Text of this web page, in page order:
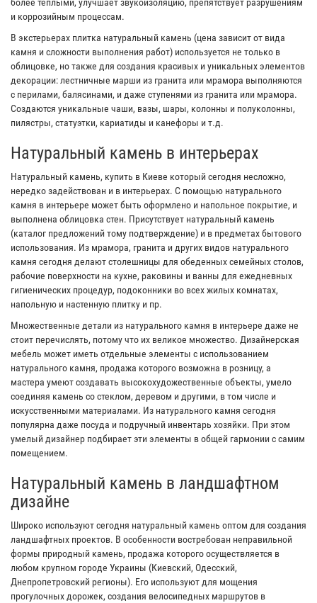
более теплыми, улучшает звукоизоляцию, препятствует разрушениям
и коррозийным процессам.
В экстерьерах плитка натуральный камень (цена зависит от вида
камня и сложности выполнения работ) используется не только в
облицовке, но также для создания красивых и уникальных элементов
декорации: лестничные марши из гранита или мрамора выполняются
с перилами, балясинами, и даже ступенями из гранита или мрамора.
Создаются уникальные чаши, вазы, шары, колонны и полуколонны,
пилястры, статуэтки, кариатиды и канефоры и т.д.
Натуральный камень в интерьерах
Натуральный камень, купить в Киеве который сегодня несложно,
нередко задействован и в интерьерах. С помощью натурального
камня в интерьере может быть оформлено и напольное покрытие, и
выполнена облицовка стен. Присутствует натуральный камень
(каталог предложений тому подтверждение) и в предметах бытового
использования. Из мрамора, гранита и других видов натурального
камня сегодня делают столешницы для обеденных семейных столов,
рабочие поверхности на кухне, раковины и ванны для ежедневных
гигиенических процедур, подоконники во всех жилых комнатах,
напольную и настенную плитку и пр.
Множественные детали из натурального камня в интерьере даже не
стоит перечислять, потому что их великое множество. Дизайнерская
мебель может иметь отдельные элементы с использованием
натурального камня, продажа которого возможна в розницу, а
мастера умеют создавать высокохудожественные объекты, умело
соединяя камень со стеклом, деревом и другими, в том числе и
искусственными материалами. Из натурального камня сегодня
популярна даже посуда и подручный инвентарь хозяйки. При этом
умелый дизайнер подбирает эти элементы в общей гармонии с самим
помещением.
Натуральный камень в ландшафтном
дизайне
Широко используют сегодня натуральный камень оптом для создания
ландшафтных проектов. В особенности востребован неправильной
формы природный камень, продажа которого осуществляется в
любом крупном городе Украины (Киевский, Одесский,
Днепропетровский регионы). Его используют для мощения
прогулочных дорожек, создания велосипедных маршрутов в